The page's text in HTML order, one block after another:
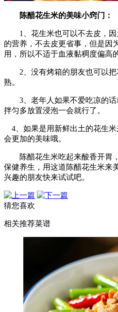
陈醋花生米的美味小窍门：
1、花生米也可以不去皮，因
的营养，不去皮更省事，但是因
用，所以不适于血液黏稠度偏高
2、没有烤箱的朋友也可以把
熟。
3、老年人如果不爱吃凉的话
拌匀多放置浸泡一会就行了。
4、如果是用新鲜出土的花生米
会更加的美味哦。
陈醋花生米吃起来酸香开胃，
保健养生，用这道陈醋花生米来
兴趣的朋友快来试试吧。
猜您喜欢
相关推荐菜谱